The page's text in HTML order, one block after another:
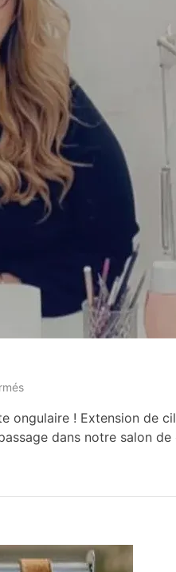
ongulaire ! Extension de
dans notre salon